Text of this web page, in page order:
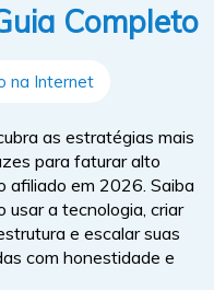
Completo
na Internet
as estratégias mais
para faturar alto
afiliado em 2026. Saiba
usar a tecnologia, criar
e escalar suas
com honestidade e